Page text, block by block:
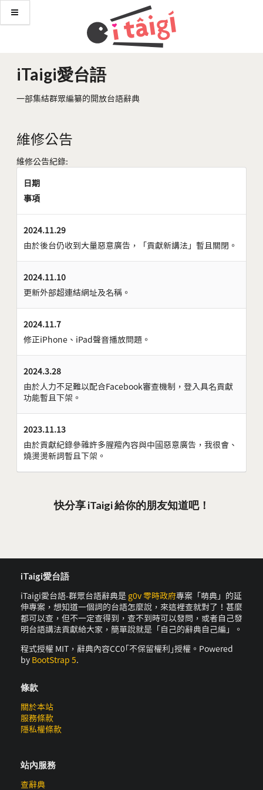
iTaigi愛台語
一部集結群眾編纂的開放台語辭典
維修公告
維修公告紀錄:
日期
事項
2024.11.29
由於後台仍收到大量惡意廣告，「貢獻新講法」暫且關閉。
2024.11.10
更新外部超連結網址及名稱。
2024.11.7
修正iPhone、iPad聲音播放問題。
2024.3.28
由於人力不足難以配合Facebook審查機制，登入具名貢獻
功能暫且下架。
2023.11.13
由於貢獻紀錄參雜許多腥羶內容與中國惡意廣告，我很會、
燒燙燙新詞暫且下架。
快分享 iTaigi 給你的朋友知道吧！
iTaigi愛台語
iTaigi愛台語-群眾台語辭典是 g0v 零時政府專案「萌典」的延
伸專案，想知道一個詞的台語怎麼說，來這裡查就對了！甚麼
都可以查，但不一定查得到，查不到時可以發問，或者自己發
明台語講法貢獻給大家，簡單說就是「自己的辭典自己編」。
程式授權 MIT，辭典內容CC0｢不保留權利｣授權。Powered
by BootStrap 5.
條款
關於本站
服務條款
隱私權條款
站內服務
查辭典